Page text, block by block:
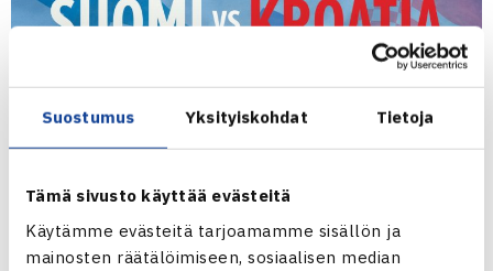
Suostumus Yksityiskohdat Tietoja
Tämä sivusto käyttää evästeitä
Käytämme evästeitä tarjoamamme sisällön ja
mainosten räätälöimiseen, sosiaalisen median